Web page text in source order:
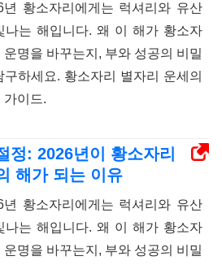
년 황소자리에게는 럭셔리와 유산
나는 해입니다. 왜 이 해가 황소자
운명을 바꾸는지, 부와 성공의 비밀
구하세요. 황소자리 별자리 운세의
가이드.
정: 2026년이 황소자리
해가 되는 이유
년 황소자리에게는 럭셔리와 유산
나는 해입니다. 왜 이 해가 황소자
운명을 바꾸는지, 부와 성공의 비밀